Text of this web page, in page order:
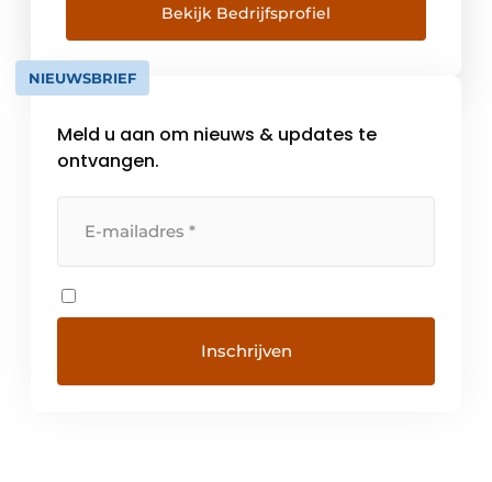
roestvrijstalen afvoerputten en -goten zorgt
ACO voor een efficiënte productieomgeving,
waarbij veiligheid, hygiëne en
functionaliteit centraal staan. Onze
onze betrokkenheid om afvoerputten en -
goten te leveren die over ultieme
Bekijk Bedrijfsprofiel
NIEUWSBRIEF
Meld u aan om nieuws & updates te
ontvangen.